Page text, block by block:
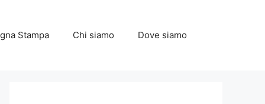
Stampa Chi siamo Dove siamo